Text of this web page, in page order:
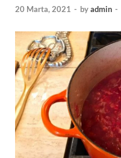
20 Marta, 2021 - byadmin -